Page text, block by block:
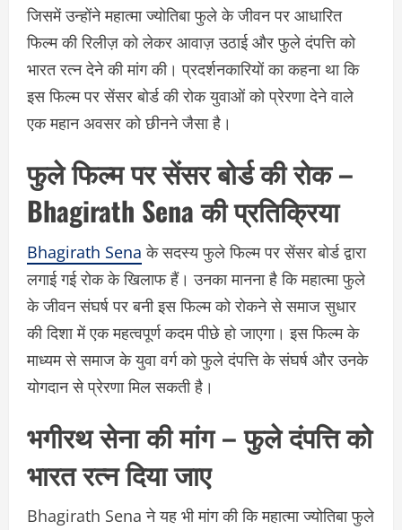
जिसमें उन्होंने महात्मा ज्योतिबा फुले के जीवन पर आधारित
फिल्म की रिलीज़ को लेकर आवाज़ उठाई और फुले दंपत्ति को
भारत रत्न देने की मांग की। प्रदर्शनकारियों का कहना था कि
इस फिल्म पर सेंसर बोर्ड की रोक युवाओं को प्रेरणा देने वाले
एक महान अवसर को छीनने जैसा है।
फुले फिल्म पर सेंसर बोर्ड की रोक –
Bhagirath Sena की प्रतिक्रिया
Bhagirath Sena के सदस्य फुले फिल्म पर सेंसर बोर्ड द्वारा
लगाई गई रोक के खिलाफ हैं। उनका मानना है कि महात्मा फुले
के जीवन संघर्ष पर बनी इस फिल्म को रोकने से समाज सुधार
की दिशा में एक महत्वपूर्ण कदम पीछे हो जाएगा। इस फिल्म के
माध्यम से समाज के युवा वर्ग को फुले दंपत्ति के संघर्ष और उनके
योगदान से प्रेरणा मिल सकती है।
भगीरथ सेना की मांग – फुले दंपत्ति को
भारत रत्न दिया जाए
Bhagirath Sena ने यह भी मांग की कि महात्मा ज्योतिबा फुले